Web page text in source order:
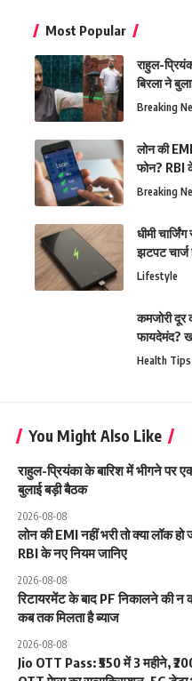
Most Popular
राहुल-
बिरला ने
Breaking
लोन की
फोन? RBI
Breaking
धीमी
झटपट चार्ज
Lifestyle
कमजोरी दूर
फायदेमंद?
Health Tips
You Might Also Like
राहुल-प्रियंका के बारिश में भीगने पर
बुलाई बड़ी बैठक
2026-08-08
लोन की EMI नहीं भरी तो क्या लॉक
RBI के नए नियम जानिए
2026-08-08
रिटायरमेंट के बाद PF निकालने की न
कब तक मिलता है ब्याज
2026-08-08
Jio OTT Pass: ₹550 में 3 महीने,